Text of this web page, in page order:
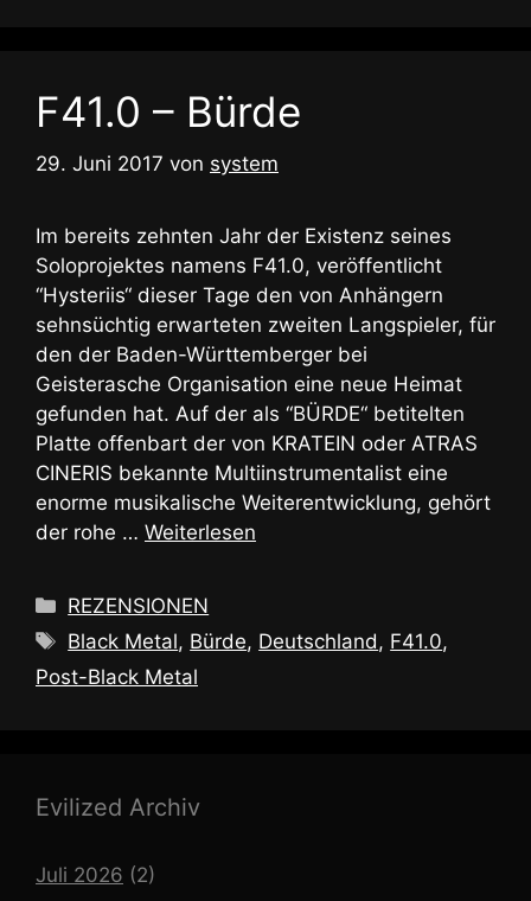
F41.0 – Bürde
29. Juni 2017 von system
Im bereits zehnten Jahr der Existenz seines
Soloprojektes namens F41.0, veröffentlicht
“Hysteriis“ dieser Tage den von Anhängern
sehnsüchtig erwarteten zweiten Langspieler, für
den der Baden-Württemberger bei
Geisterasche Organisation eine neue Heimat
gefunden hat. Auf der als “BÜRDE“ betitelten
Platte offenbart der von KRATEIN oder ATRAS
CINERIS bekannte Multiinstrumentalist eine
enorme musikalische Weiterentwicklung, gehört
der rohe … Weiterlesen
Kategorien
REZENSIONEN
Schlagwörter
Black Metal, Bürde, Deutschland, F41.0,
Post-Black Metal
Evilized Archiv
Juli 2026 (2)